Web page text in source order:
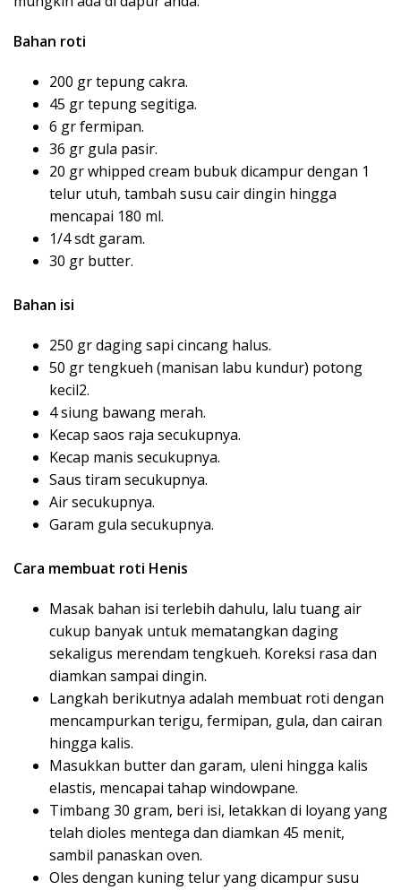
Bahan roti
200 gr tepung cakra.
45 gr tepung segitiga.
6 gr fermipan.
36 gr gula pasir.
20 gr whipped cream bubuk dicampur dengan 1
telur utuh, tambah susu cair dingin hingga
mencapai 180 ml.
1/4 sdt garam.
30 gr butter.
Bahan isi
250 gr daging sapi cincang halus.
50 gr tengkueh (manisan labu kundur) potong
kecil2.
4 siung bawang merah.
Kecap saos raja secukupnya.
Kecap manis secukupnya.
Saus tiram secukupnya.
Air secukupnya.
Garam gula secukupnya.
Cara membuat roti Henis
Masak bahan isi terlebih dahulu, lalu tuang air
cukup banyak untuk mematangkan daging
sekaligus merendam tengkueh. Koreksi rasa dan
diamkan sampai dingin.
Langkah berikutnya adalah membuat roti dengan
mencampurkan terigu, fermipan, gula, dan cairan
hingga kalis.
Masukkan butter dan garam, uleni hingga kalis
elastis, mencapai tahap windowpane.
Timbang 30 gram, beri isi, letakkan di loyang yang
telah dioles mentega dan diamkan 45 menit,
sambil panaskan oven.
Oles dengan kuning telur yang dicampur susu